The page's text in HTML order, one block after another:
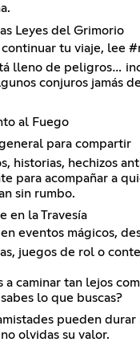
Leyes del Grimorio
tu viaje, lee
lleno de peligros…
conjuros jamás
al Fuego
para compartir
historias, hechizos
para acompañar a
sin rumbo.
en la Travesía
eventos mágicos,
juegos de rol o
a caminar tan lejos
lo que buscas?
pueden durar
olvidas su valor.